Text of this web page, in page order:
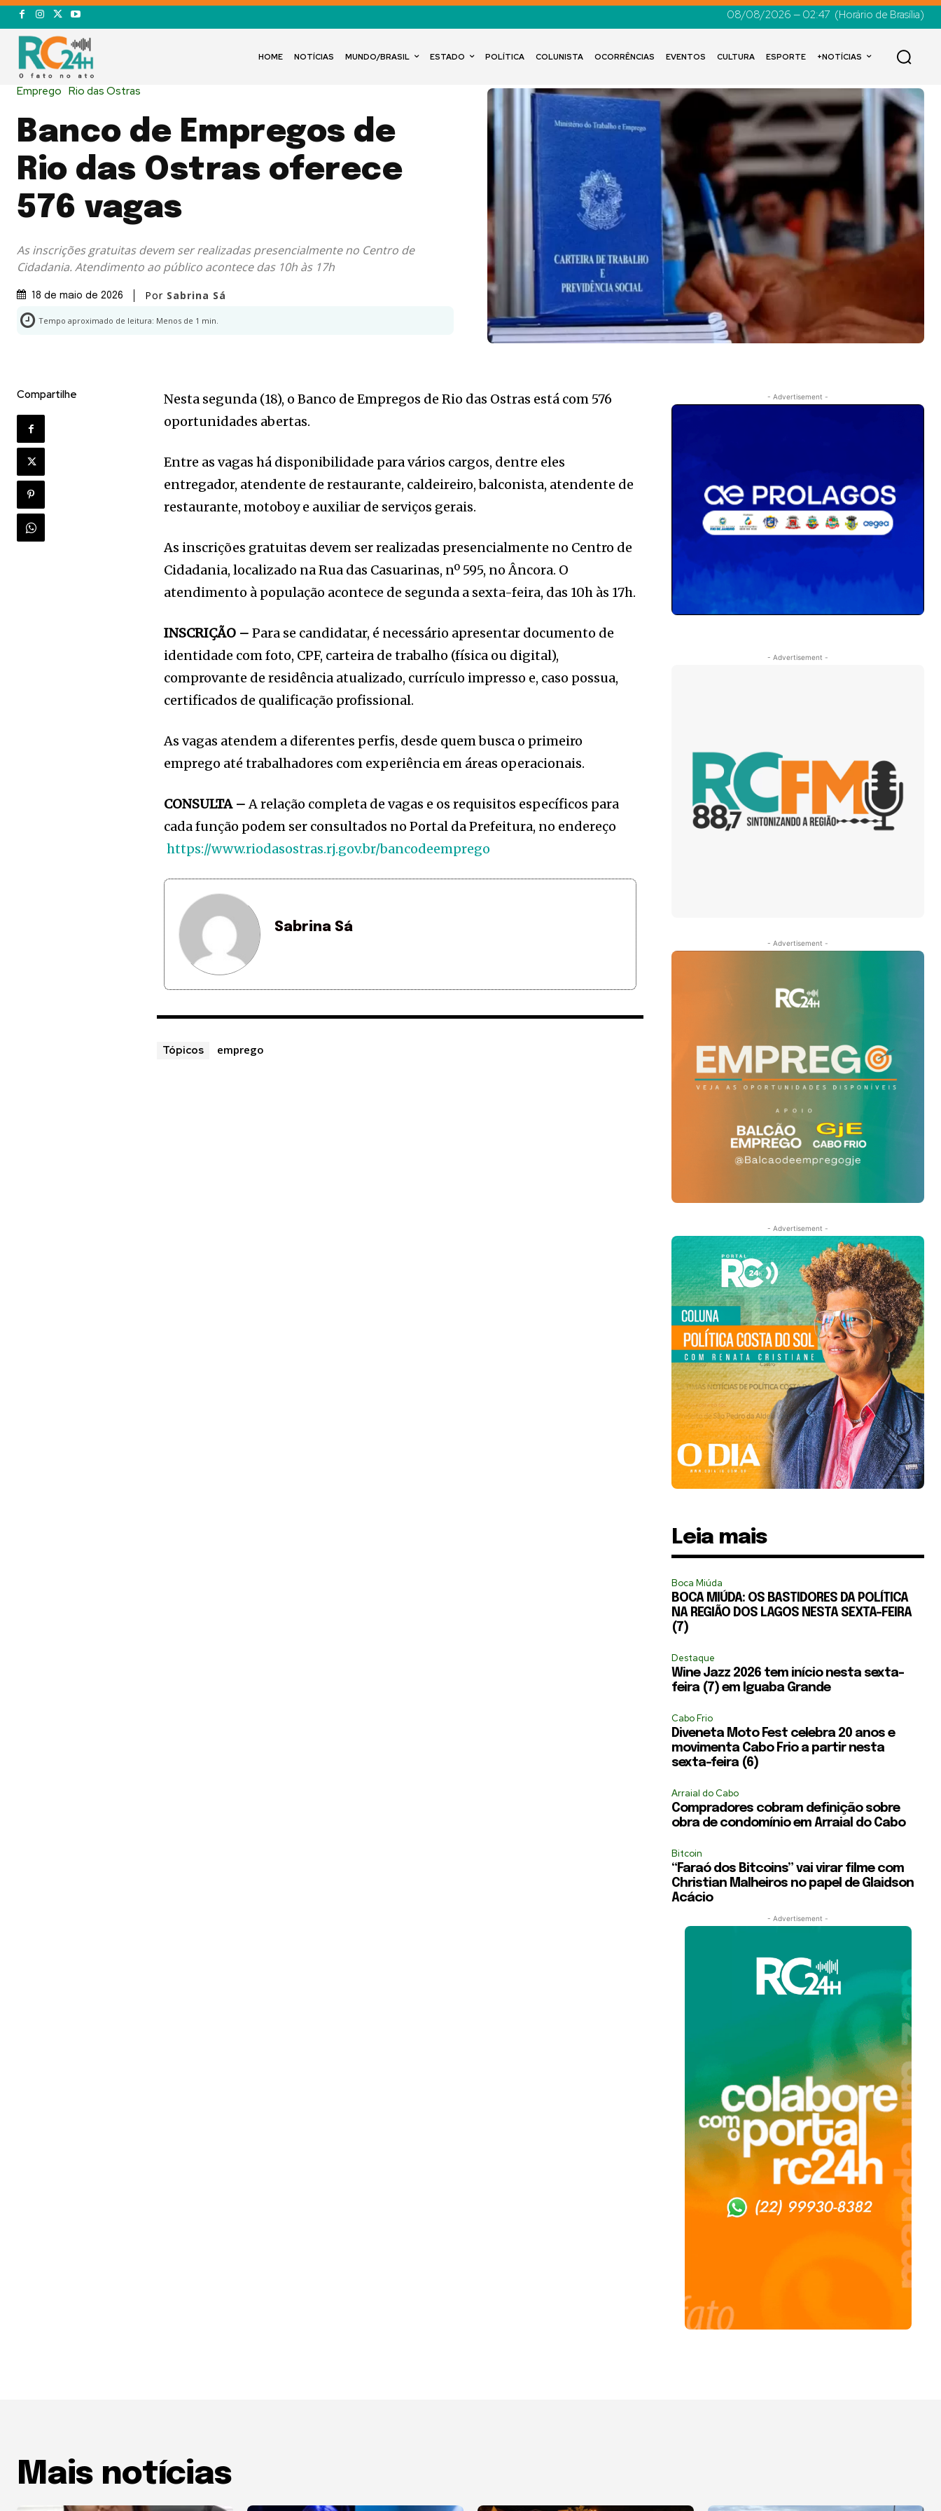
08/08/2026 — 02:47 (Horário de Brasília)
HOME NOTÍCIAS MUNDO/BRASIL ESTADO POLÍTICA COLUNISTA OCORRÊNCIAS EVENTOS CULTURA ESPORTE +NOTÍCIAS
Emprego Rio das Ostras
Banco de Empregos de
Rio das Ostras oferece
576 vagas
As inscrições gratuitas devem ser realizadas presencialmente no Centro de
Cidadania. Atendimento ao público acontece das 10h às 17h
18 de maio de 2026 Por Sabrina Sá
Tempo aproximado de leitura: Menos de 1 min.
Compartilhe
Nesta segunda (18), o Banco de Empregos de Rio das Ostras está com 576
oportunidades abertas.
Entre as vagas há disponibilidade para vários cargos, dentre eles
entregador, atendente de restaurante, caldeireiro, balconista, atendente de
restaurante, motoboy e auxiliar de serviços gerais.
As inscrições gratuitas devem ser realizadas presencialmente no Centro de
Cidadania, localizado na Rua das Casuarinas, nº 595, no Âncora. O
atendimento à população acontece de segunda a sexta-feira, das 10h às 17h.
INSCRIÇÃO –Para se candidatar, é necessário apresentar documento de
identidade com foto, CPF, carteira de trabalho (física ou digital),
comprovante de residência atualizado, currículo impresso e, caso possua,
certificados de qualificação profissional.
As vagas atendem a diferentes perfis, desde quem busca o primeiro
emprego até trabalhadores com experiência em áreas operacionais.
CONSULTA –A relação completa de vagas e os requisitos específicos para
cada função podem ser consultados no Portal da Prefeitura, no endereço
https://www.riodasostras.rj.gov.br/bancodeemprego
Sabrina Sá
Tópicos emprego
- Advertisement -
- Advertisement -
- Advertisement -
- Advertisement -
Leia mais
Boca Miúda
BOCA MIÚDA: OS BASTIDORES DA POLÍTICA
NA REGIÃO DOS LAGOS NESTA SEXTA-FEIRA
(7)
Destaque
Wine Jazz 2026 tem início nesta sexta-
feira (7) em Iguaba Grande
Cabo Frio
Diveneta Moto Fest celebra 20 anos e
movimenta Cabo Frio a partir nesta
sexta-feira (6)
Arraial do Cabo
Compradores cobram definição sobre
obra de condomínio em Arraial do Cabo
Bitcoin
“Faraó dos Bitcoins” vai virar filme com
Christian Malheiros no papel de Glaidson
Acácio
- Advertisement -
Mais notícias